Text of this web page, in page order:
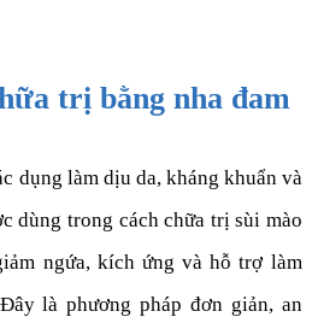
trị bằng nha đam
dụng làm dịu da, kháng khuẩn và
dùng trong cách chữa trị sùi mào
ngứa, kích ứng và hỗ trợ làm
là phương pháp đơn giản, an